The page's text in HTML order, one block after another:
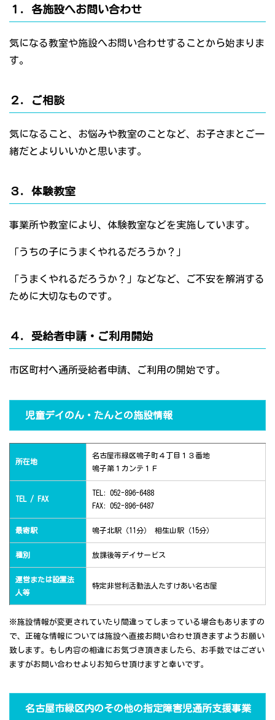
１．各施設へお問い合わせ
気になる教室や施設へお問い合わせすることから始まりま
す。
２．ご相談
気になること、お悩みや教室のことなど、お子さまとご一
緒だとよりいいかと思います。
３．体験教室
事業所や教室により、体験教室などを実施しています。
「うちの子にうまくやれるだろうか？」
「うまくやれるだろうか？」などなど、ご不安を解消する
ために大切なものです。
４．受給者申請・ご利用開始
市区町村へ通所受給者申請、ご利用の開始です。
児童デイのん・たんとの施設情報
所在地
名古屋市緑区鳴子町４丁目１３番地
鳴子第１カンテ１Ｆ
TEL / FAX
TEL: 052-896-6488
FAX: 052-896-6487
最寄駅 鳴子北駅（11分） 相生山駅（15分）
種別 放課後等デイサービス
運営または設置法
人等
特定非営利活動法人たすけあい名古屋
※施設情報が変更されていたり間違ってしまっている場合もありますの
で、正確な情報については施設へ直接お問い合わせ頂きますようお願い
致します。もし内容の相違にお気づき頂きましたら、お手数ではござい
ますがお問い合わせよりお知らせ頂けますと幸いです。
名古屋市緑区内のその他の指定障害児通所支援事業